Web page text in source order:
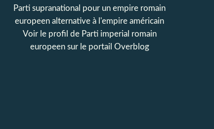
Parti supranational pour un empire romain
europeen alternative à l'empire américain
Voir le profil de Parti imperial romain
europeensur le portail Overblog